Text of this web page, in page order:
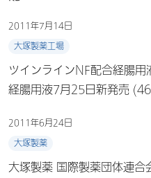
2011年7月14日
大塚製薬工場
ツインラインNF配合経腸
経腸用液7月25日新発売
2011年6月24日
大塚製薬
大塚製薬 国際製薬団体連